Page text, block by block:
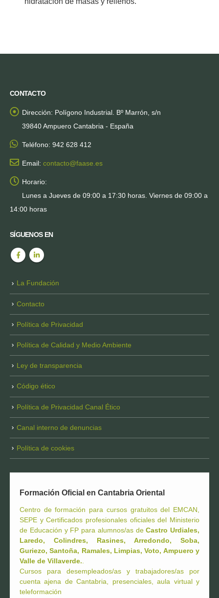
CONTACTO
Dirección: Polígono Industrial. Bº Marrón, s/n
39840 Ampuero Cantabria - España
Teléfono: 942 628 412
Email: contacto@faase.es
Horario:
Lunes a Jueves de 09:00 a 17:30 horas. Viernes de 09:00 a
14:00 horas
SÍGUENOS EN
La Fundación
Contacto
Política de Privacidad
Política de Calidad y Medio Ambiente
Ley de transparencia
Código ético
Política de Privacidad Canal Ético
Canal interno de denuncias
Política de cookies
Formación Oficial en Cantabria Oriental
Centro de formación para cursos gratuitos del EMCAN,
SEPE y Certificados profesionales oficiales del Ministerio
de Educación y FP para alumnos/as deCastro Urdiales,
Laredo, Colindres, Rasines, Arredondo, Soba,
Guriezo, Santoña, Ramales, Limpias, Voto, Ampuero y
Valle de Villaverde..
Cursos para desempleados/as y trabajadores/as por
cuenta ajena de Cantabria, presenciales, aula virtual y
teleformación